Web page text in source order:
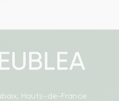
Hauts-de-France